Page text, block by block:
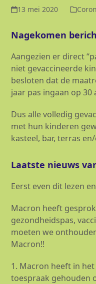
13 mei 2020
Nagekomen
Aangezien er direct
niet gevaccineerde
besloten dat de
jaar pas ingaan op 30
Dus alle volledig
met hun kinderen
kasteel, bar, terras
Laatste nieuws
Eerst even dit lezen
Macron heeft
gezondheidspas,
moeten we
Macron!!
1. Macron heeft in het
toespraak gehouden